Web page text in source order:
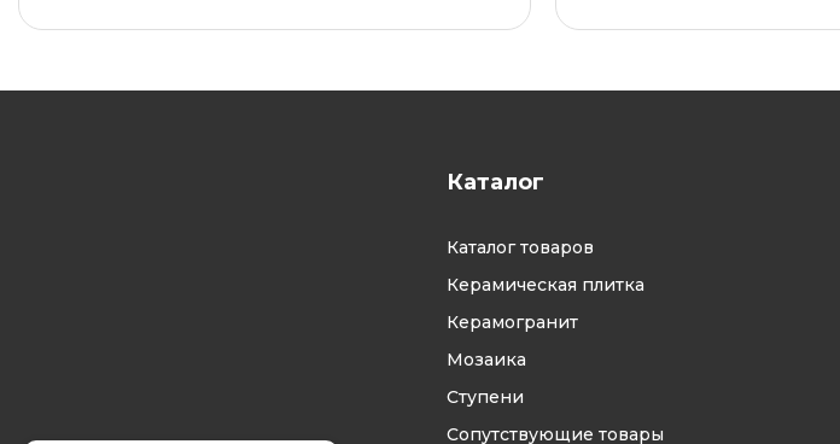
Каталог
Каталог товаров
Керамическая плитка
Керамогранит
Мозаика
Ступени
Сопутствующие товары